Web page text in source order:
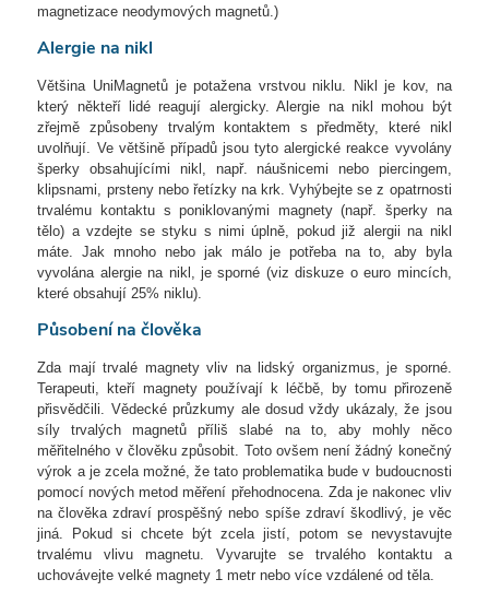
magnetizace neodymových magnetů.)
Alergie na nikl
Většina UniMagnetů je potažena vrstvou niklu. Nikl je kov, na
který někteří lidé reagují alergicky. Alergie na nikl mohou být
zřejmě způsobeny trvalým kontaktem s předměty, které nikl
uvolňují. Ve většině případů jsou tyto alergické reakce vyvolány
šperky obsahujícími nikl, např. náušnicemi nebo piercingem,
klipsnami, prsteny nebo řetízky na krk. Vyhýbejte se z opatrnosti
trvalému kontaktu s poniklovanými magnety (např. šperky na
tělo) a vzdejte se styku s nimi úplně, pokud již alergii na nikl
máte. Jak mnoho nebo jak málo je potřeba na to, aby byla
vyvolána alergie na nikl, je sporné (viz diskuze o euro mincích,
které obsahují 25% niklu).
Působení na člověka
Zda mají trvalé magnety vliv na lidský organizmus, je sporné.
Terapeuti, kteří magnety používají k léčbě, by tomu přirozeně
přisvědčili. Vědecké průzkumy ale dosud vždy ukázaly, že jsou
síly trvalých magnetů příliš slabé na to, aby mohly něco
měřitelného v člověku způsobit. Toto ovšem není žádný konečný
výrok a je zcela možné, že tato problematika bude v budoucnosti
pomocí nových metod měření přehodnocena. Zda je nakonec vliv
na člověka zdraví prospěšný nebo spíše zdraví škodlivý, je věc
jiná. Pokud si chcete být zcela jistí, potom se nevystavujte
trvalému vlivu magnetu. Vyvarujte se trvalého kontaktu a
uchovávejte velké magnety 1 metr nebo více vzdálené od těla.